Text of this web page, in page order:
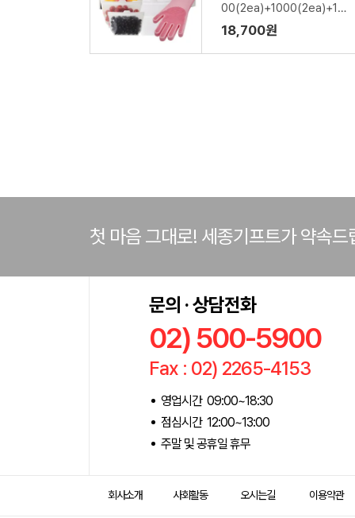
00(2ea)+1000(2ea)+15
00ml(2ea)+실리콘 브러
시 설거지 수세미 일체형 고
무장갑 1P 세트
18,700원
첫 마음 그대로! 세종기프트가 약속드
문의 · 상담전화
02) 500-5900
Fax : 02) 2265-4153
영업시간 09:00~18:30
점심시간 12:00~13:00
주말 및 공휴일 휴무
회사소개 사회활동 오시는길 이용약관